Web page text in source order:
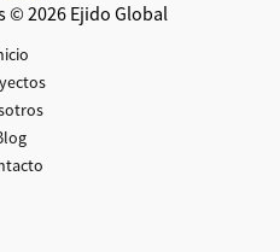
© 2026 Ejido Global